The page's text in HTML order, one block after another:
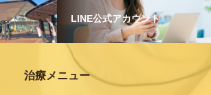
LINE公式アカウント
治療メニュー